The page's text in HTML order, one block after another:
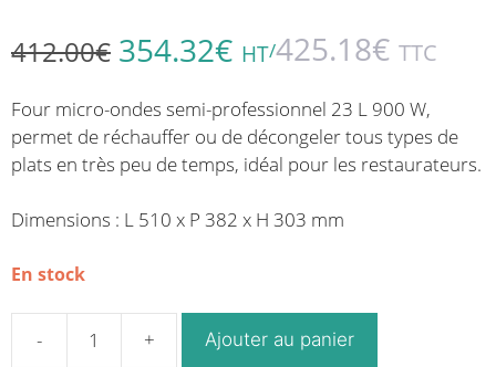
412.00€ 354.32€ HT/425.18€ TTC
Four micro-ondes semi-professionnel 23 L 900 W,
permet de réchauffer ou de décongeler tous types de
plats en très peu de temps, idéal pour les restaurateurs.
Dimensions : L 510 x P 382 x H 303 mm
En stock
quantité
Ajouter au panier